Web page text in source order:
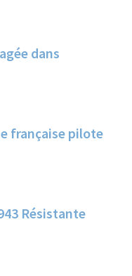
dans
française pilote
Résistante